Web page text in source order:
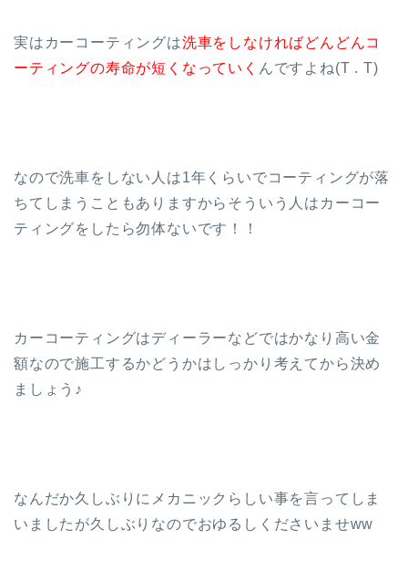
実はカーコーティングは洗車をしなければどんどんコ
ーティングの寿命が短くなっていく んですよね(T . T)
なので洗車をしない人は1年くらいでコーティングが落
ちてしまうこともありますからそういう人はカーコー
ティングをしたら勿体ないです！！
カーコーティングはディーラーなどではかなり高い金
額なので施工するかどうかはしっかり考えてから決め
ましょう♪
なんだか久しぶりにメカニックらしい事を言ってしま
いましたが久しぶりなのでおゆるしくださいませww